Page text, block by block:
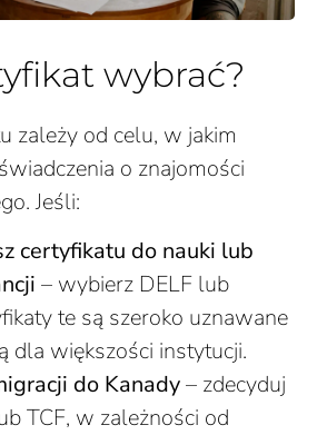
wybrać?
zależy od celu, w jakim
o znajomości
Jeśli:
certyfikatu do nauki lub
– wybierz DELF lub
te są szeroko uznawane
dla większości instytucji.
do Kanady– zdecyduj
TCF, w zależności od